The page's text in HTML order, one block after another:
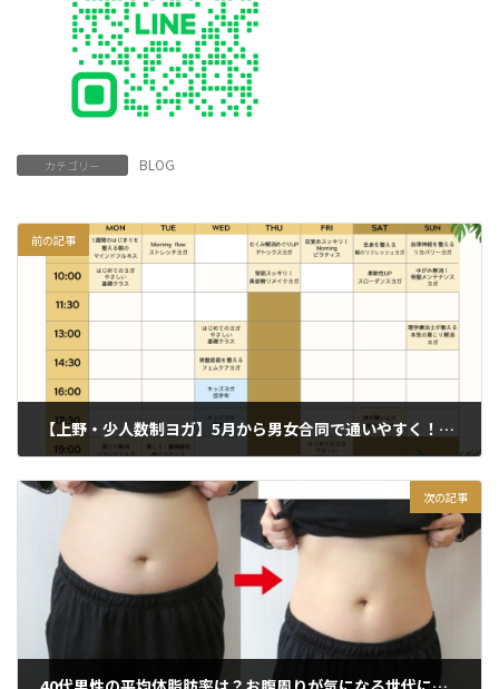
カテゴリー BLOG
前の記事
【上野・少人数制ヨガ】5月から男女合同で通いやすく！セミパーソナルクラスがリニューアル
次の記事